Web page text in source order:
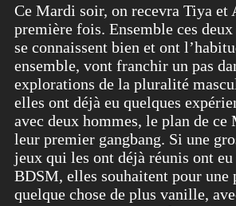
Ce Mardi soir, on recevra Tiya et
première fois. Ensemble ces
se connaissent bien et ont
ensemble, vont franchir un pas
explorations de la pluralité
elles ont déjà eu quelques
avec deux hommes, le plan de ce
leur premier gangbang. Si une
jeux qui les ont déjà réunis ont
BDSM, elles souhaitent pour une
quelque chose de plus vanille,